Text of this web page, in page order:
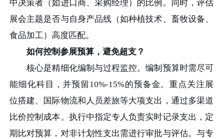
中决策者（如进口商、采购经理）的比例。同时，评估
展会主题是否与自身产品线（如种植技术、畜牧设备、
食品加工）高度匹配。
如何控制参展预算，避免超支？
核心是精细化编制与过程监控。编制预算时需尽可
能细化科目，并预留10%-15%的预备金。重点关注展
位搭建、国际物流和人员差旅等大项支出，通过多渠道
比价控制成本。执行中指定专人负责实时记录支出，定
期比对预算，对非计划性支出需进行审批与评估。与专